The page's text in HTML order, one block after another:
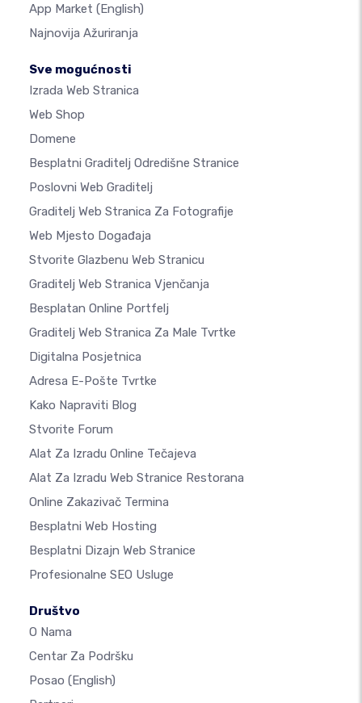
App Market (English)
Najnovija Ažuriranja
Sve mogućnosti
Izrada Web Stranica
Web Shop
Domene
Besplatni Graditelj Odredišne Stranice
Poslovni Web Graditelj
Graditelj Web Stranica Za Fotografije
Web Mjesto Događaja
Stvorite Glazbenu Web Stranicu
Graditelj Web Stranica Vjenčanja
Besplatan Online Portfelj
Graditelj Web Stranica Za Male Tvrtke
Digitalna Posjetnica
Adresa E-Pošte Tvrtke
Kako Napraviti Blog
Stvorite Forum
Alat Za Izradu Online Tečajeva
Alat Za Izradu Web Stranice Restorana
Online Zakazivač Termina
Besplatni Web Hosting
Besplatni Dizajn Web Stranice
Profesionalne SEO Usluge
Društvo
O Nama
Centar Za Podršku
Posao (English)